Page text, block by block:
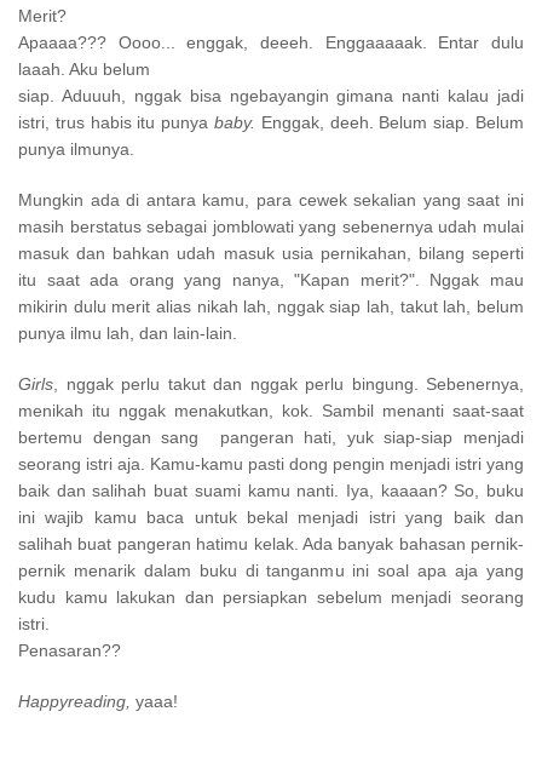
Merit?
Apaaaa??? Oooo... enggak, deeeh. Enggaaaaak. Entar dulu
laaah. Aku belum
siap. Aduuuh, nggak bisa ngebayangin gimana nanti kalau jadi
istri, trus habis itu punyababy. Enggak, deeh. Belum siap. Belum
punya ilmunya.
Mungkin ada di antara kamu, para cewek sekalian yang saat ini
masih berstatus sebagai jomblowati yang sebenernya udah mulai
masuk dan bahkan udah masuk usia pernikahan, bilang seperti
itu saat ada orang yang nanya, "Kapan merit?". Nggak mau
mikirin dulu merit alias nikah lah, nggak siap lah, takut lah,
belum
punya ilmu lah, dan lain-lain.
Girls , nggak perlu takut dan nggak perlu bingung. Sebenernya,
menikah itu nggak menakutkan, kok. Sambil menanti saat-saat
bertemu dengan sang pangeran hati, yuk siap-siap menjadi
seorang istri aja. Kamu-kamu pasti dong pengin menjadi istri yang
baik dan salihah buat suami kamu nanti. Iya, kaaaan? So, buku
ini wajib kamu baca untuk bekal menjadi istri yang baik dan
salihah buat pangeran hatimu kelak. Ada banyak bahasan pernik-
pernik menarik dalam buku di tanganmu ini soal apa aja yang
kudu kamu lakukan dan persiapkan sebelum menjadi seorang
istri.
Penasaran??
Happyreading, yaaa!